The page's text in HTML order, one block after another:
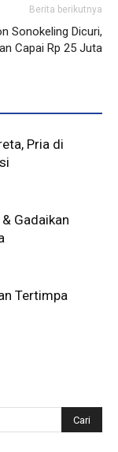
Berita berikutnya
Sonokeling Dicuri,
Capai Rp 25 Juta
Pria di
Gadaikan
Tertimpa